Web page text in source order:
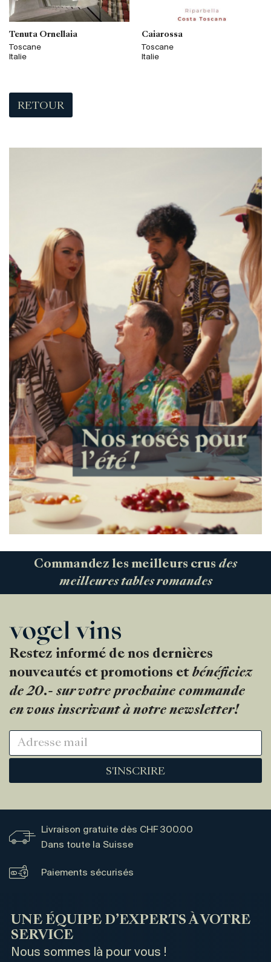
Tenuta Ornellaia
Toscane
Italie
Caiarossa
Toscane
Italie
RETOUR
Commandez les meilleurs crus des
meilleures tables romandes
Restez informé de nos dernières
nouveautés et promotions et bénéficiez
de 20.- sur votre prochaine commande
en vous inscrivant à notre newsletter!
S'INSCRIRE
Livraison gratuite dès CHF 300.00
Dans toute la Suisse
Paiements sécurisés
UNE ÉQUIPE D’EXPERTS À VOTRE
SERVICE
Nous sommes là pour vous !